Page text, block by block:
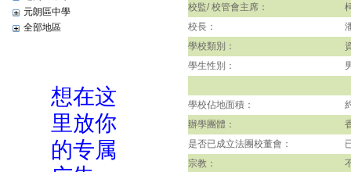
元朗區中學
全部地區
校監/ 校管會主席：
校長：
學校類別：
學生性別：
學校佔地面積：
辦學團體：
是否已成立法團校董會：
宗教：